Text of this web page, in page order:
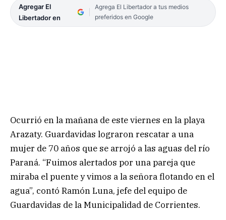
Agregar El
Libertador en
Agrega El Libertador a tus medios
preferidos en Google
Ocurrió en la mañana de este viernes en la playa
Arazaty. Guardavidas lograron rescatar a una
mujer de 70 años que se arrojó a las aguas del río
Paraná. “Fuimos alertados por una pareja que
miraba el puente y vimos a la señora flotando en el
agua”, contó Ramón Luna, jefe del equipo de
Guardavidas de la Municipalidad de Corrientes.